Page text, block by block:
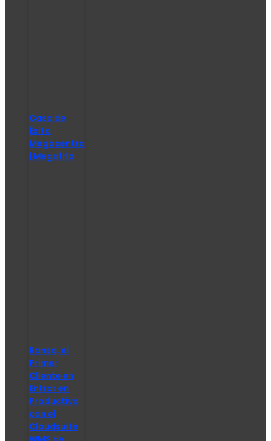
Caso de
Éxito
Megacentro
| Megafrío
Ransa, el
Primer
Cliente en
Entrar en
Productivo
con el
Cloudsuite